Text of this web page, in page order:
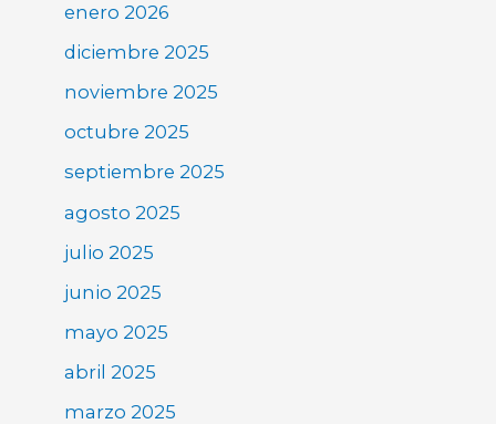
enero 2026
diciembre 2025
noviembre 2025
octubre 2025
septiembre 2025
agosto 2025
julio 2025
junio 2025
mayo 2025
abril 2025
marzo 2025